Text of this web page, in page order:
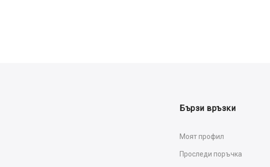
Бързи връзки
Моят профил
Проследи поръчка